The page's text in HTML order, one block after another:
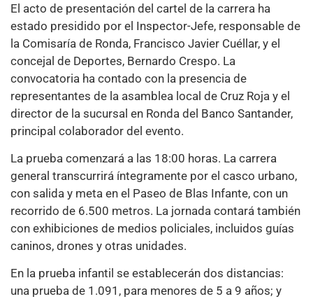
El acto de presentación del cartel de la carrera ha
estado presidido por el Inspector-Jefe, responsable de
la Comisaría de Ronda, Francisco Javier Cuéllar, y el
concejal de Deportes, Bernardo Crespo. La
convocatoria ha contado con la presencia de
representantes de la asamblea local de Cruz Roja y el
director de la sucursal en Ronda del Banco Santander,
principal colaborador del evento.
La prueba comenzará a las 18:00 horas. La carrera
general transcurrirá íntegramente por el casco urbano,
con salida y meta en el Paseo de Blas Infante, con un
recorrido de 6.500 metros. La jornada contará también
con exhibiciones de medios policiales, incluidos guías
caninos, drones y otras unidades.
En la prueba infantil se establecerán dos distancias:
una prueba de 1.091, para menores de 5 a 9 años; y